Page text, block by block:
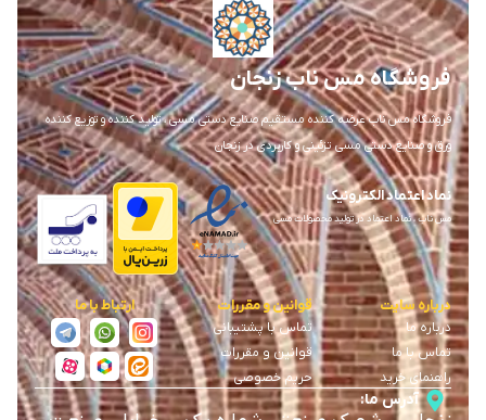
فروشگاه مس ناب زنجان
فروشگاه مس ناب عرضه کننده مستقیم صنایع دستی مسی ، تولید کننده و توزیع کننده
ورق و صنایع دستی مسی تزئینی و کاربردی در زنجان
نماد اعتماد الکترونیک
مس ناب ، نماد اعتماد در تولید محصولات مسی
درباره سایت
درباره ما
تماس با ما
راهنمای خرید
قوانین و مقررات
تماس با پشتیبانی
قوانین و مقررات
حریم خصوصی
ارتباط با ما
آدرس ما: